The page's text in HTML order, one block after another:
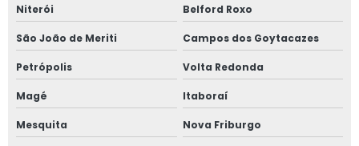
Insumos para fundir alumínio
Insumos para fundição de alumínio
Nitreto de boro
Nitreto de boro em pó
Nitreto de boro hexagonal
Niterói Belford Roxo
São João de Meriti Campos dos Goytacazes
Petrópolis Volta Redonda
Magé Itaboraí
Mesquita Nova Friburgo